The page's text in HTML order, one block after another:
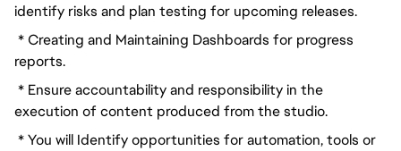
identify risks and plan testing for upcoming releases.
* Creating and Maintaining Dashboards for progress
reports.
* Ensure accountability and responsibility in the
execution of content produced from the studio.
* You will Identify opportunities for automation, tools or